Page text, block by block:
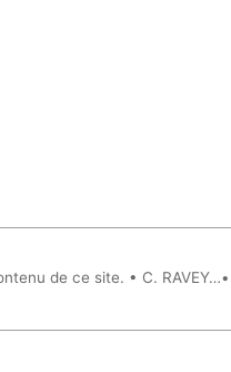
de ce site. • C. RAVEY…•